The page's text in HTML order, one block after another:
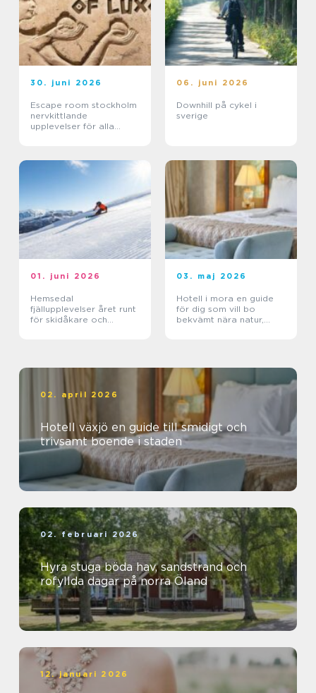
30. juni 2026
Escape room stockholm
nervkittlande
upplevelser för alla
06. juni 2026
Downhill på cykel i
sverige
01. juni 2026
Hemsedal
fjällupplevelser året runt
för skidåkare och
03. maj 2026
Hotell i mora en guide
för dig som vill bo
bekvämt nära natur,
02. april 2026
Hotell växjö en guide till smidigt och
trivsamt boende i staden
02. februari 2026
Hyra stuga böda hav, sandstrand och
rofyllda dagar på norra Öland
12. januari 2026